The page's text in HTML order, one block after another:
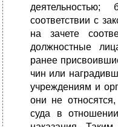
соответствии с
на зачете
должностные
ранее
чин или
учреждениям и
они не
суда в